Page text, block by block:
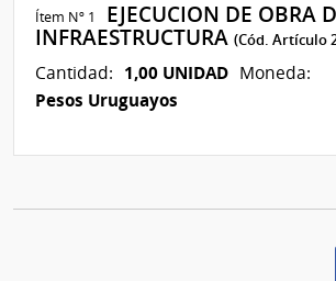
Ítem Nº 1
EJECUCION DE OBRA
INFRAESTRUCTURA(Cód. Artículo
Cantidad: 1,00 UNIDAD Moneda:
Pesos Uruguayos